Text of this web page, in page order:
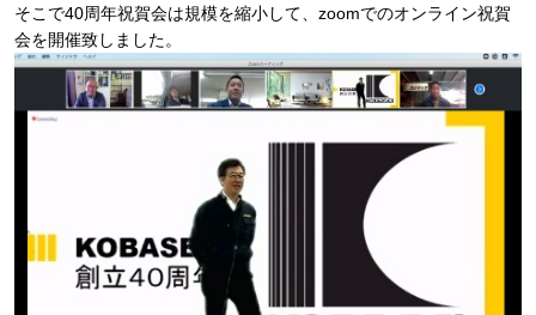
そこで40周年祝賀会は規模を縮小して、zoomでのオンライン祝賀
会を開催致しました。